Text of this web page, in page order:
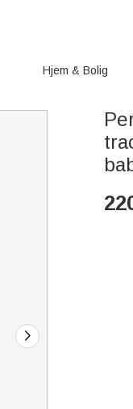
Hjem & Bolig